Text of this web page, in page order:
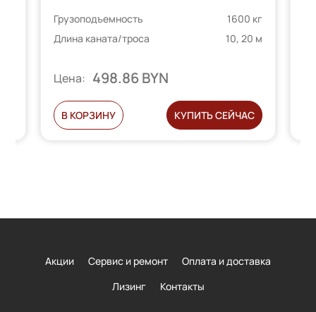
опроса
пользователей
Грузоподъемность
1600 кг
Длина каната/троса
10, 20 м
Цена: 498.86 BYN
В КОРЗИНУ КУПИТЬ СЕЙЧАС
Акции Сервис и ремонт
Оплата и доставка
Лизинг
Контакты